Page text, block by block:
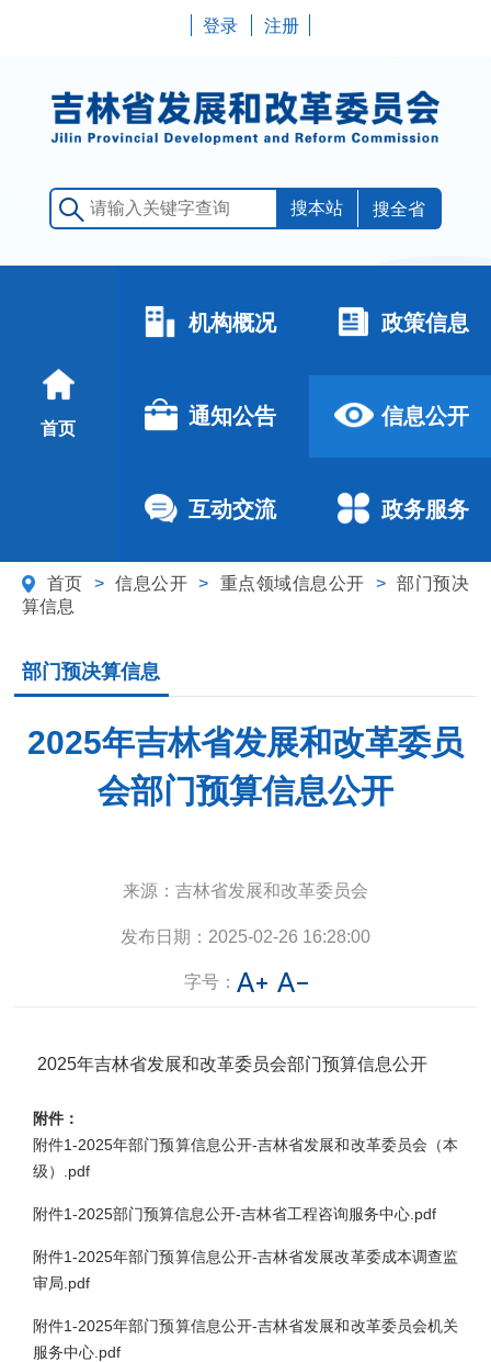
登录 注册
搜全省
首页
机构概况 政策信息
通知公告 信息公开
互动交流 政务服务
首页 > 信息公开 > 重点领域信息公开 > 部门预决
算信息
部门预决算信息
2025年吉林省发展和改革委员
会部门预算信息公开
来源： 吉林省发展和改革委员会
发布日期： 2025-02-26 16:28:00
字号：
2025年吉林省发展和改革委员会部门预算信息公开
附件：
附件1-2025年部门预算信息公开-吉林省发展和改革委员会（本
级）.pdf
附件1-2025部门预算信息公开-吉林省工程咨询服务中心.pdf
附件1-2025年部门预算信息公开-吉林省发展改革委成本调查监
审局.pdf
附件1-2025年部门预算信息公开-吉林省发展和改革委员会机关
服务中心.pdf